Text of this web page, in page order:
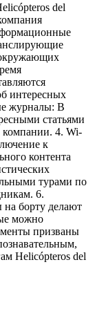
del
интересных
журналы: В
статьями
компании. 4. Wi-
к
контента
турами по
6.
борту делают
можно
призваны
Helicópteros del